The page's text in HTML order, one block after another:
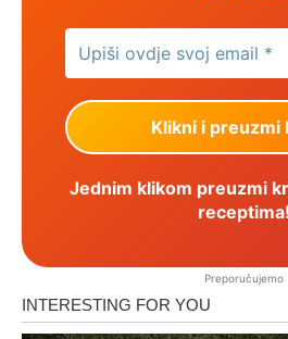
Jednim klikom preuzmi
receptima!
Preporučujemo